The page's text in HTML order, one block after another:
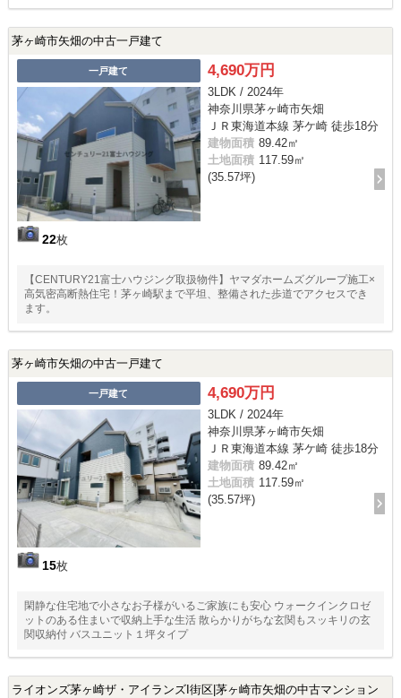
茅ヶ崎市矢畑の中古一戸建て
一戸建て
22枚
4,690万円
3LDK / 2024年
神奈川県茅ヶ崎市矢畑
ＪＲ東海道本線 茅ケ崎 徒歩18分
建物面積 89.42㎡
土地面積 117.59㎡
(35.57坪)
【CENTURY21富士ハウジング取扱物件】ヤマダホームズグループ施工×
高気密高断熱住宅！茅ヶ崎駅まで平坦、整備された歩道でアクセスでき
ます。
茅ヶ崎市矢畑の中古一戸建て
一戸建て
15枚
4,690万円
3LDK / 2024年
神奈川県茅ヶ崎市矢畑
ＪＲ東海道本線 茅ケ崎 徒歩18分
建物面積 89.42㎡
土地面積 117.59㎡
(35.57坪)
閑静な住宅地で小さなお子様がいるご家族にも安心 ウォークインクロゼ
ットのある住まいで収納上手な生活 散らかりがちな玄関もスッキリの玄
関収納付 バスユニット１坪タイプ
ライオンズ茅ヶ崎ザ・アイランズI街区|茅ヶ崎市矢畑の中古マンション